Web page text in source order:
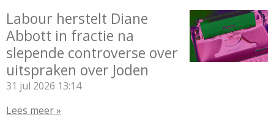
Labour herstelt Diane
Abbott in fractie na
slepende controverse over
uitspraken over Joden
31 jul 2026 13:14
Lees meer »